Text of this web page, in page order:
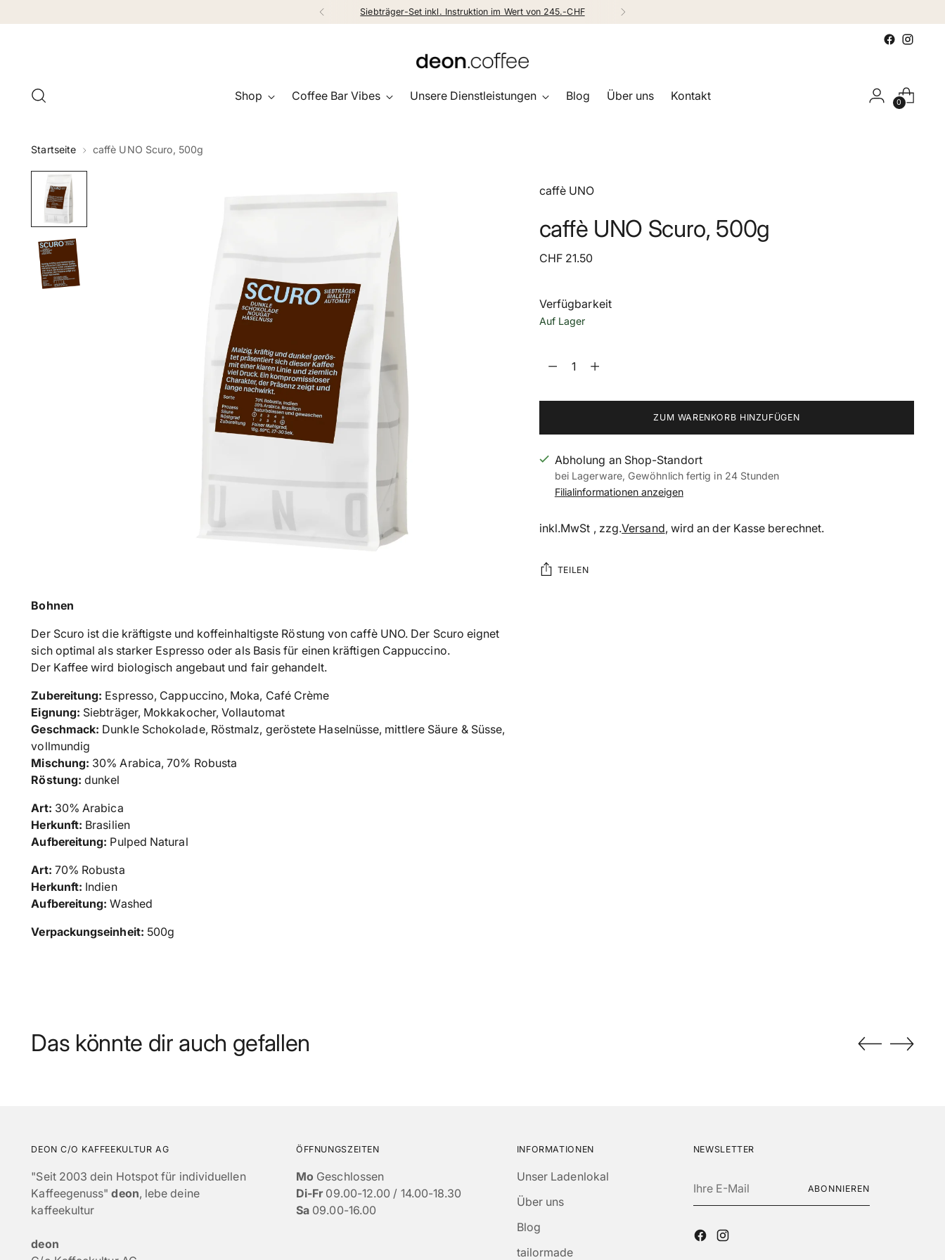
Siebträger-Set inkl. Instruktion im Wert von 245.-CHF
Shop Coffee Bar Vibes Unsere Dienstleistungen Blog Über uns Kontakt 0
Startseite caffè UNO Scuro, 500g
Bohnen
Der Scuro ist die kräftigste und koffeinhaltigste Röstung von caffè UNO. Der Scuro eignet
sich optimal als starker Espresso oder als Basis für einen kräftigen Cappuccino.
Der Kaffee wird biologisch angebaut und fair gehandelt.
Zubereitung: Espresso, Cappuccino, Moka, Café Crème
Eignung: Siebträger, Mokkakocher, Vollautomat
Geschmack: Dunkle Schokolade, Röstmalz, geröstete Haselnüsse, mittlere Säure & Süsse,
vollmundig
Mischung: 30% Arabica, 70% Robusta
Röstung: dunkel
Art: 30% Arabica
Herkunft: Brasilien
Aufbereitung: Pulped Natural
Art: 70% Robusta
Herkunft: Indien
Aufbereitung: Washed
Verpackungseinheit: 500g
caffè UNO
caffè UNO Scuro, 500g
Regulärer
CHF 21.50
Verfügbarkeit
Auf Lager
Menge
ZUM WARENKORB HINZUFÜGEN
Abholung an Shop-Standort
bei Lagerware, Gewöhnlich fertig in 24 Stunden
Filialinformationen anzeigen
inkl.MwSt , zzg.Versand, wird an der Kasse berechnet.
TEILEN
Das könnte dir auch gefallen
DEON C/O KAFFEEKULTUR AG
"Seit 2003 dein Hotspot für individuellen
Kaffeegenuss"deon, lebe deine
kaffeekultur
deon
ÖFFNUNGSZEITEN
Mo Geschlossen
Di-Fr09.00-12.00 / 14.00-18.30
Sa 09.00-16.00
INFORMATIONEN
Unser Ladenlokal
Über uns
Blog
tailormade
NEWSLETTER
E-
ABONNIEREN